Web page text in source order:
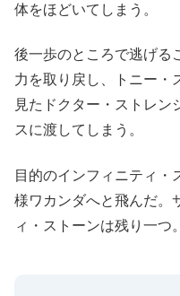
体をほどいてしまう。
後一歩のところで逃げる
力を取り戻し、トニー・
見たドクター・ストレン
スに渡してしまう。
目的のインフィニティ・
様ワカンダへと飛んだ。
ィ・ストーンは残り一つ。